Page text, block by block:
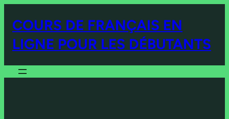
COURS DE FRANÇAIS EN
LIGNE POUR LES DÉBUTANTS